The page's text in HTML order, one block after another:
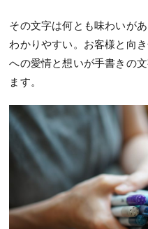
その文字は何とも味わいが
わかりやすい。お客様と向
への愛情と想いが手書きの
ます。